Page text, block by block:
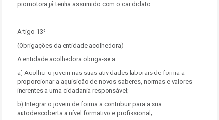
promotora já tenha assumido com o candidato.
Artigo 13º
(Obrigações da entidade acolhedora)
A entidade acolhedora obriga-se a:
a) Acolher o jovem nas suas atividades laborais de forma a
proporcionar a aquisição de novos saberes, normas e valores
inerentes a uma cidadania responsável;
b) Integrar o jovem de forma a contribuir para a sua
autodescoberta a nível formativo e profissional;